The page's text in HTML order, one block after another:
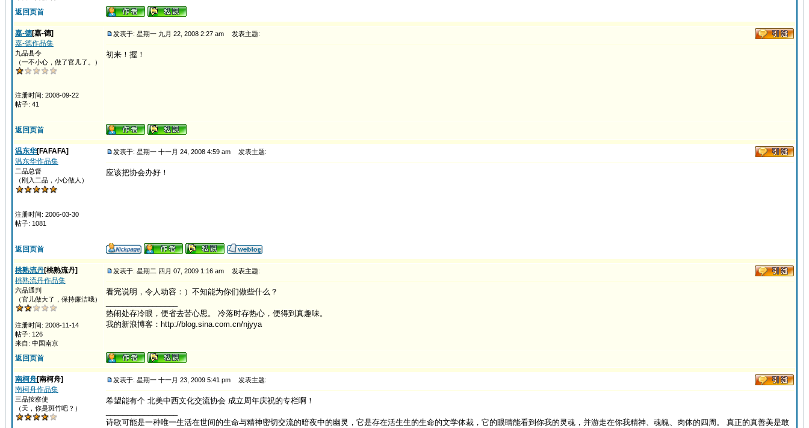
返回页首
嘉-德[嘉-德]
嘉-德作品集
九品县令
（一不小心，做了官儿了。）
注册时间: 2008-09-22
帖子: 41
发表于: 星期一 九月 22, 2008 2:27 am 发表主题:
初来！握！
返回页首
温东华[FAFAFA]
温东华作品集
二品总督
（刚入二品，小心做人）
注册时间: 2006-03-30
帖子: 1081
发表于: 星期一 十一月 24, 2008 4:59 am 发表主题:
应该把协会办好！
返回页首
桃熟流丹[桃熟流丹]
桃熟流丹作品集
六品通判
（官儿做大了，保持廉洁哦）
注册时间: 2008-11-14
帖子: 126
来自: 中国南京
发表于: 星期二 四月 07, 2009 1:16 am 发表主题:
看完说明，令人动容：）不知能为你们做些什么？
热闹处存冷眼，便省去苦心思。 冷落时存热心，便得到真趣味。
我的新浪博客：http://blog.sina.com.cn/njyya
返回页首
南柯舟[南柯舟]
南柯舟作品集
三品按察使
（天，你是斑竹吧？）
发表于: 星期一 十一月 23, 2009 5:41 pm 发表主题:
希望能有个 北美中西文化交流协会 成立周年庆祝的专栏啊！
诗歌可能是一种唯一生活在世间的生命与精神密切交流的暗夜中的幽灵，它是存在活生生的生命的文学体裁，它的眼睛能看到你我的灵魂，并游走在你我精神、魂魄、肉体的四周。 真正的真善美是敢